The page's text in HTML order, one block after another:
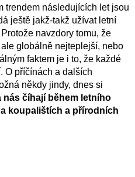
trendem následujících let jsou
ještě jakž-takž užívat letní
navzdory tomu, že
globálně nejteplejší, nebo
faktem je i to, že každé
O příčínách a dalších
někdy jindy, dnes si
nás číhají během letního
koupalištích a přírodních